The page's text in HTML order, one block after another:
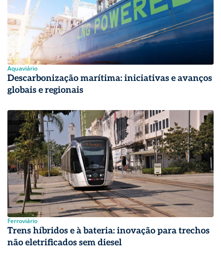
Aquaviário
Descarbonização marítima: iniciativas e avanços
globais e regionais
Ferroviário
Trens híbridos e à bateria: inovação para trechos
não eletrificados sem diesel